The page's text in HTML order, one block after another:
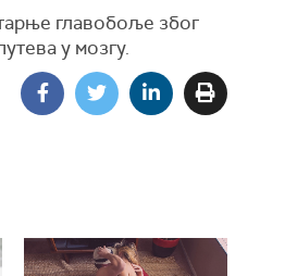
главобоље због
у мозгу.